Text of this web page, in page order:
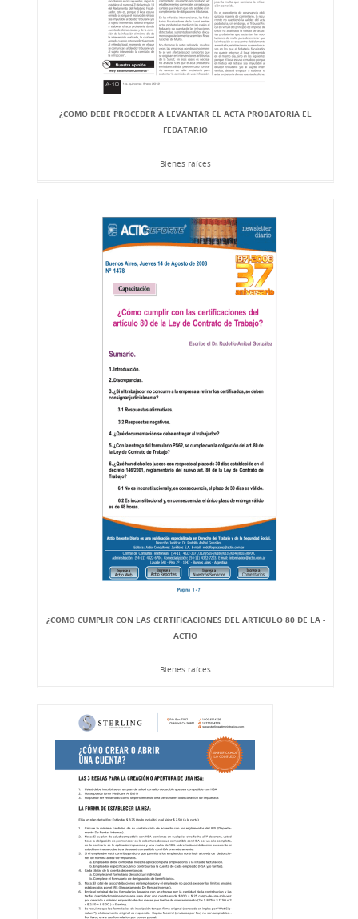
¿CÓMO DEBE PROCEDER A LEVANTAR EL ACTA PROBATORIA EL
FEDATARIO
Bienes raíces
¿CÓMO CUMPLIR CON LAS CERTIFICACIONES DEL ARTÍCULO 80 DE LA -
ACTIO
Bienes raíces